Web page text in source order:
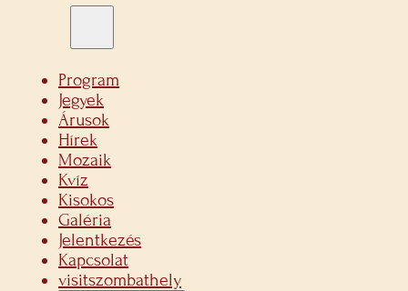
Program
Jegyek
Árusok
Hírek
Mozaik
Kvíz
Kisokos
Galéria
Jelentkezés
Kapcsolat
visitszombathely